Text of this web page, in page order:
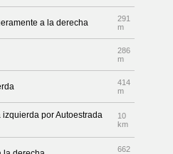
a la derecha
291
m
286
m
414
m
por Autoestrada
10
km
662